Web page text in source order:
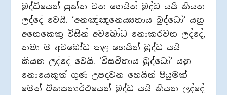
බුද්ධියෙන් යුක්ත වන හෙයින් බුද්ධ යයි කියන
ලද්දේ වෙයි. ‘අනඤ්ඤනෙය්‍යතාය බුද්ධෝ’ යනු
අනෙකෙකු විසින් අවබෝධ නොකරවන ලද්දේ,
තමා ම අවබෝධ කළ හෙයින් බුද්ධ යයි
කියන ලද්දේ වෙයි. ‘විසවිතාය බුද්ධෝ’ යනු
නොයෙකුත් ගුණ උපදවන හෙයින් පියුමක්
මෙන් විකසනාර්ථයෙන් බුද්ධ යයි කියන ලද්දේ